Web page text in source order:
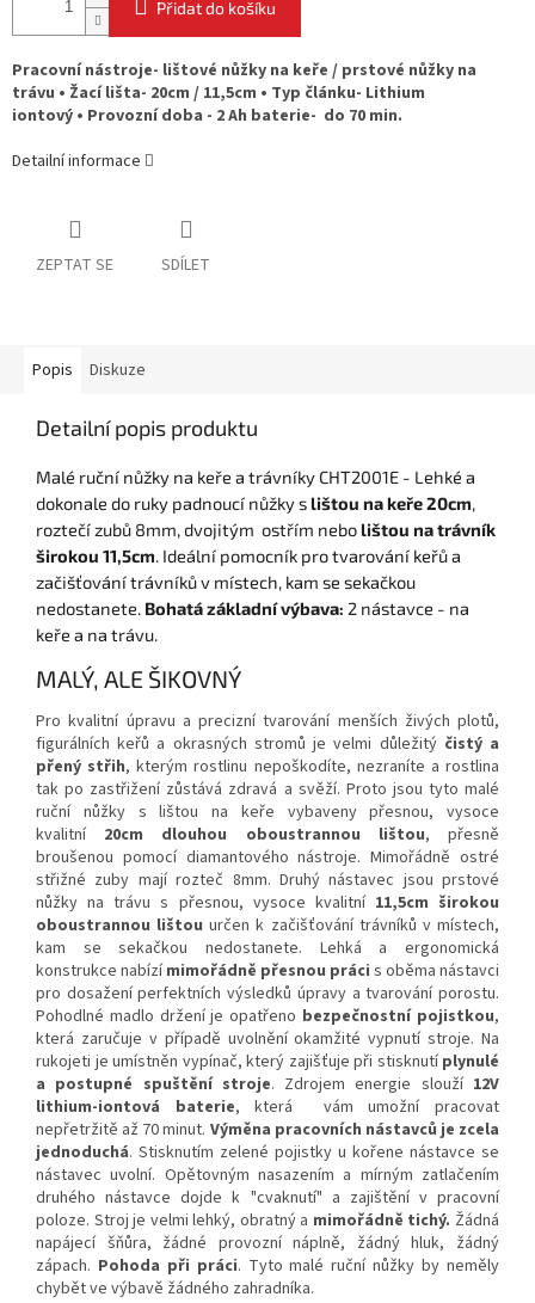
Přidat do košíku
Pracovní nástroje- lištové nůžky na keře / prstové nůžky na
trávu • Žací lišta- 20cm / 11,5cm • Typ článku- Lithium
iontový • Provozní doba - 2 Ah baterie- do 70 min.
Detailní informace
ZEPTAT SE SDÍLET
Popis Diskuze
Detailní popis produktu
Malé ruční nůžky na keře a trávníky CHT2001E - Lehké a
dokonale do ruky padnoucí nůžky slištou na keře 20cm,
roztečí zubů 8mm, dvojitým ostřím nebolištou na trávník
širokou 11,5cm. Ideální pomocník pro tvarování keřů a
začišťování trávníků v místech, kam se sekačkou
nedostanete. Bohatá základní výbava: 2 nástavce - na
keře a na trávu.
MALÝ, ALE ŠIKOVNÝ
Pro kvalitní úpravu a precizní tvarování menších živých plotů,
figurálních keřů a okrasných stromů je velmi důležitý čistý a
přený střih, kterým rostlinu nepoškodíte, nezraníte a rostlina
tak po zastřižení zůstává zdravá a svěží. Proto jsou tyto malé
ruční nůžky s lištou na keře vybaveny přesnou, vysoce
kvalitní 20cm dlouhou oboustrannou lištou, přesně
broušenou pomocí diamantového nástroje. Mimořádně ostré
střižné zuby mají rozteč 8mm. Druhý nástavec jsou prstové
nůžky na trávu s přesnou, vysoce kvalitní 11,5cm širokou
oboustrannou lištou určen k začišťování trávníků v místech,
kam se sekačkou nedostanete. Lehká a ergonomická
konstrukce nabízímimořádně přesnou práci s oběma nástavci
pro dosažení perfektních výsledků úpravy a tvarování porostu.
Pohodlné madlo držení je opatřeno bezpečnostní pojistkou,
která zaručuje v případě uvolnění okamžité vypnutí stroje. Na
rukojeti je umístněn vypínač, který zajišťuje při stisknutíplynulé
a postupné spuštění stroje. Zdrojem energie slouží 12V
lithium-iontová baterie, která vám umožní pracovat
nepřetržitě až 70 minut. Výměna pracovních nástavců je zcela
jednoduchá. Stisknutím zelené pojistky u kořene nástavce se
nástavec uvolní. Opětovným nasazením a mírným zatlačením
druhého nástavce dojde k "cvaknutí" a zajištění v pracovní
poloze. Stroj je velmi lehký, obratný a mimořádně tichý. Žádná
napájecí šňůra, žádné provozní náplně, žádný hluk, žádný
zápach. Pohoda při práci. Tyto malé ruční nůžky by neměly
chybět ve výbavě žádného zahradníka.